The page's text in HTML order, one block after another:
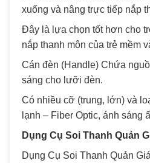
xuống và nâng trực tiếp nắp
Đây là lựa chọn tốt hơn cho
nắp thanh môn của trẻ mềm
Cán đèn (Handle) Chứa
sáng cho lưỡi đèn.
Có nhiều cỡ (trung, lớn) và
lạnh – Fiber Optic, ánh sáng
Dụng Cụ Soi Thanh Quản
Dụng Cụ Soi Thanh Quản